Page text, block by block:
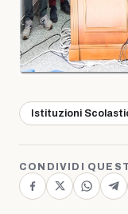
Istituzioni
CONDIVIDI